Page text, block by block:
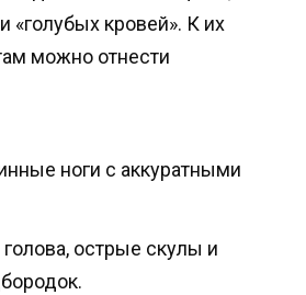
«голубых кровей». К их
можно отнести
ноги с аккуратными
острые скулы и